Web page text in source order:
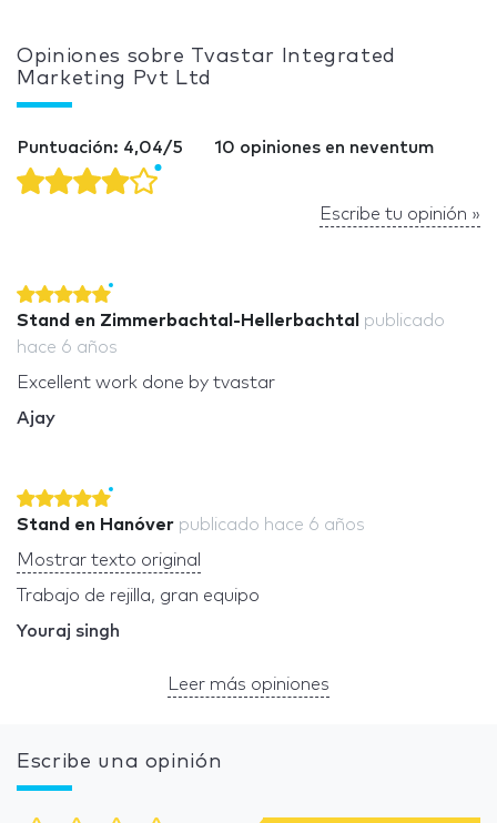
Opiniones sobre Tvastar Integrated
Marketing Pvt Ltd
Puntuación: 4,04/5 10 opiniones en neventum
Escribe tu opinión »
Stand en Zimmerbachtal-Hellerbachtal publicado
hace 6 años
Excellent work done by tvastar
Ajay
Stand en Hanóver publicado hace 6 años
Mostrar texto original
Trabajo de rejilla, gran equipo
Youraj singh
Leer más opiniones
Escribe una opinión